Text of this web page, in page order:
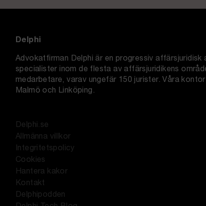
Delphi
Advokatfirman Delphi är en progressiv affärsjuridisk
specialister inom de flesta av affärsjuridikens
medarbetare, varav ungefär 150 jurister. Våra
Malmö och Linköping.
Delphi.se
Allmänna villkor
Integritetspolicy
Cookies
Hantera kakor
Kontakt
Delphipodden